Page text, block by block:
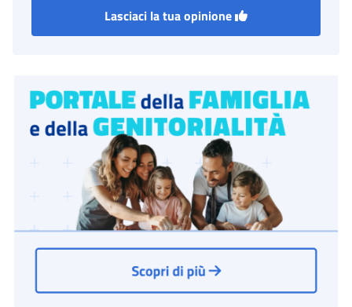
Lasciaci la tua opinione